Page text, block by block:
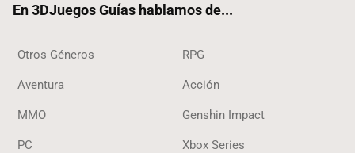
En 3DJuegos Guías hablamos de...
Otros Géneros RPG
Aventura Acción
MMO Genshin Impact
PC Xbox Series